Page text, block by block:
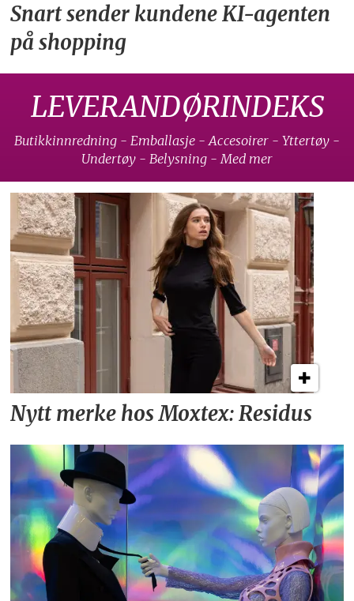
Snart sender kundeneKI-agenten
på shopping
LEVERANDØRINDEKS
Butikkinnredning - Emballasje - Accesoirer - Yttertøy -
Undertøy - Belysning - Med mer
Nytt merke hos Moxtex: Residus